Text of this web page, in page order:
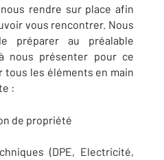
rendre sur place afin
vous rencontrer. Nous
préparer au préalable
nous présenter pour ce
tous les éléments en main
:
de propriété
(DPE, Electricité,